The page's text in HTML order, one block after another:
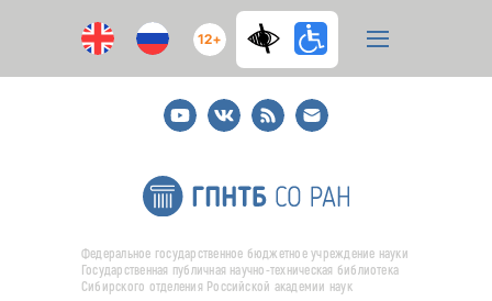
12+
YoutubeВКонтакте
RSS
E-
mail
подписка
Федеральное государственное бюджетное учреждение науки
Государственная публичная научно-техническая библиотека
Сибирского отделения Российской академии наук